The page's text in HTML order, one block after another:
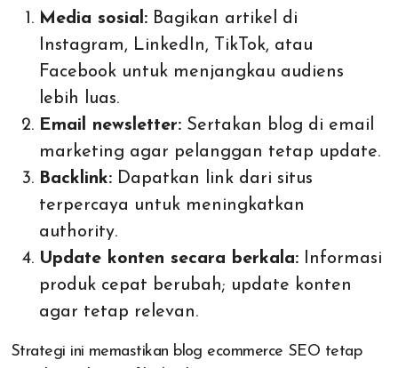
Media sosial: Bagikan artikel di
Instagram, LinkedIn, TikTok, atau
Facebook untuk menjangkau audiens
lebih luas.
Email newsletter: Sertakan blog di email
marketing agar pelanggan tetap update.
Backlink: Dapatkan link dari situs
terpercaya untuk meningkatkan
authority.
Update konten secara berkala: Informasi
produk cepat berubah; update konten
agar tetap relevan.
Strategi ini memastikan blog ecommerce SEO tetap